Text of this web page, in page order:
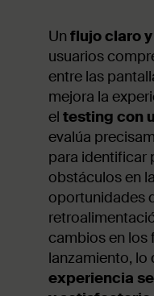
Un flujo claro
usuarios
entre las
mejora la
el testing con
evalúa
para identificar
obstáculos en
oportunidades
cambios en los
lanzamiento, lo
experiencia